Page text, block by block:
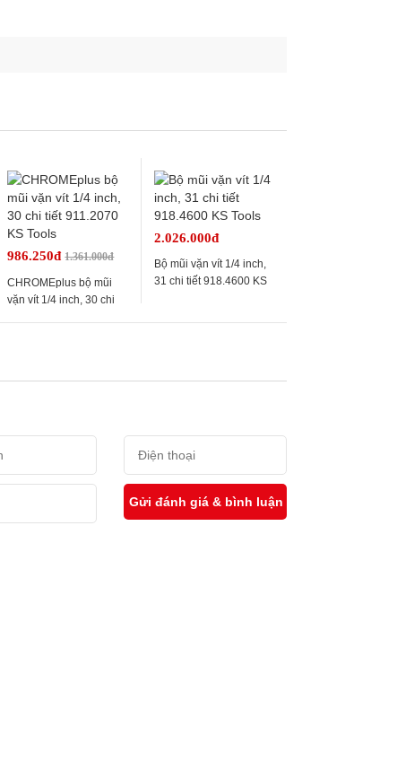
986.250đ1.361.000đ
CHROMEplus bộ mũi
vặn vít 1/4 inch, 30 chi
2.026.000đ
Bộ mũi vặn vít 1/4 inch,
31 chi tiết 918.4600 KS